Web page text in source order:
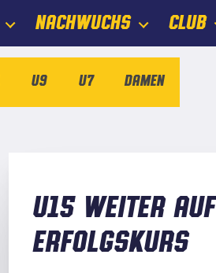
NACHWUCHS CLUB
U9 U7 Damen
U15 weiter auf
Erfolgskurs